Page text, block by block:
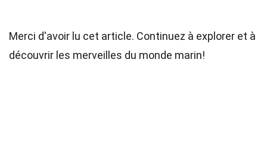
Merci d'avoir lu cet article. Continuez à explorer et à
découvrir les merveilles du monde marin!